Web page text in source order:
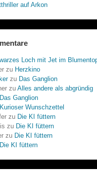
auf Arkon
Loch mit Jet im
zu Herzkino
zu Das Ganglion
zu Alles andere als abgründig
Das Ganglion
Kurioser Wunschzettel
zu Die KI füttern
zu Die KI füttern
zu Die KI füttern
Die KI füttern